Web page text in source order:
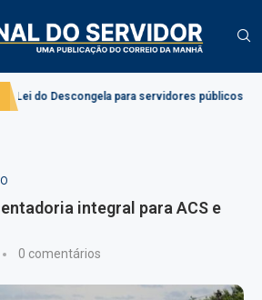
para servidores públicos Projeto cria
integral para ACS e
0 comentários